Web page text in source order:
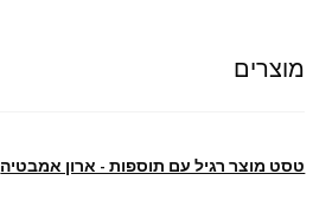
מוצרים
טסט מוצר רגיל עם תוספות - ארון אמבטיה